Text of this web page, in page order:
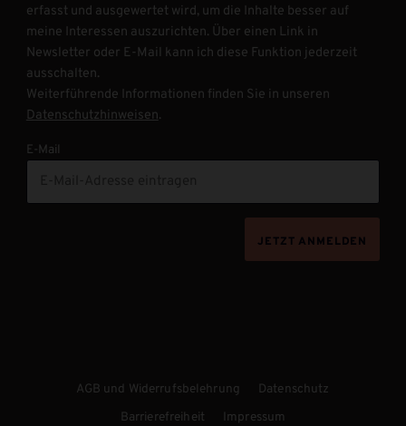
erfasst und ausgewertet wird, um die Inhalte besser auf
meine Interessen auszurichten. Über einen Link in
Newsletter oder E-Mail kann ich diese Funktion jederzeit
ausschalten.
Weiterführende Informationen finden Sie in unseren
Datenschutzhinweisen.
E-Mail
JETZT ANMELDEN
AGB und Widerrufsbelehrung
Datenschutz
Barrierefreiheit
Impressum